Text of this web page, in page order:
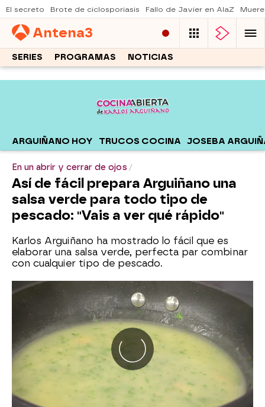
El secreto Brote de ciclosporiasis Fallo de Javier en AlaZ
Antena3
SERIES PROGRAMAS NOTICIAS
ARGUIÑANO HOY TRUCOS COCINA JOSEBA
En un abrir y cerrar de ojos
Así de fácil prepara Arguiñano una
salsa verde para todo tipo de
pescado: "Vais a ver qué rápido"
Karlos Arguiñano ha mostrado lo fácil que es
elaborar una salsa verde, perfecta par combinar
con cualquier tipo de pescado.